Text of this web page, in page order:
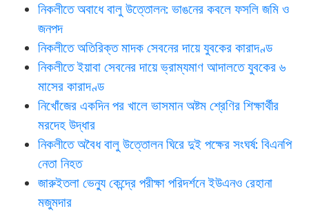
নিকলীতে অবাধে বালু উত্তোলন: ভাঙনের কবলে ফসলি জমি ও
জনপদ
নিকলীতে অতিরিক্ত মাদক সেবনের দায়ে যুবকের কারাদণ্ড
নিকলীতে ইয়াবা সেবনের দায়ে ভ্রাম্যমাণ আদালতে যুবকের ৬
মাসের কারাদণ্ড
নিখোঁজের একদিন পর খালে ভাসমান অষ্টম শ্রেণির শিক্ষার্থীর
মরদেহ উদ্ধার
নিকলীতে অবৈধ বালু উত্তোলন ঘিরে দুই পক্ষের সংঘর্ষ: বিএনপি
নেতা নিহত
জারুইতলা ভেন্যু কেন্দ্রে পরীক্ষা পরিদর্শনে ইউএনও রেহানা
মজুমদার